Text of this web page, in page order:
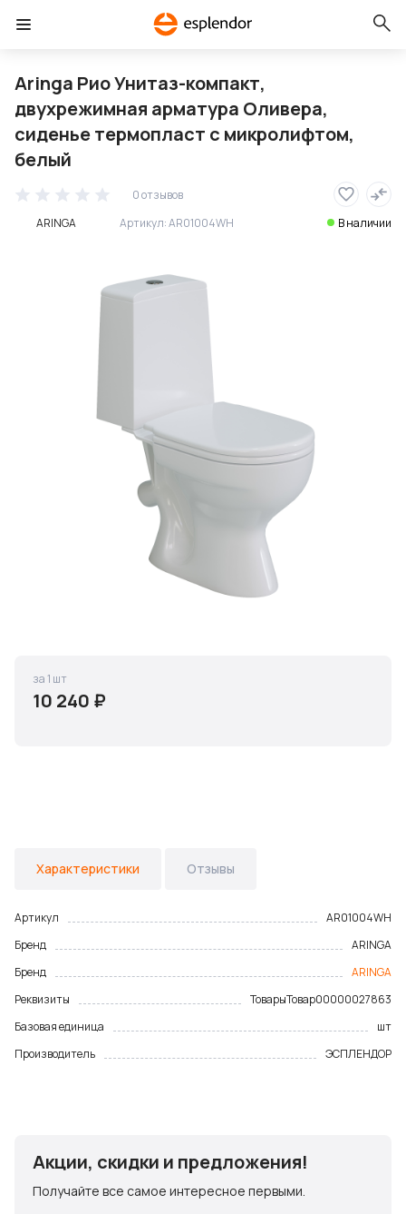
Aringa Рио Унитаз-компакт,
двухрежимная арматура Оливера,
сиденье термопласт с микролифтом,
белый
0 отзывов
ARINGA
Артикул:AR01004WH В наличии
10 240 ₽
за 1 шт
Характеристики Отзывы
Артикул
AR01004WH
Бренд
ARINGA
Бренд
ARINGA
Реквизиты
ТоварыТовар00000027863
Базовая единица
шт
Производитель
ЭСПЛЕНДОР
Акции, скидки и предложения!
Получайте все самое интересное первыми.